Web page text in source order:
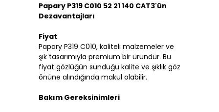
Papary P319 C010 52 21 140 CAT3'ün
Dezavantajları
Fiyat
Papary P319 C010, kaliteli malzemeler ve
şık tasarımıyla premium bir üründür. Bu
fiyat gözlüğün sunduğu kalite ve şıklık göz
önüne alındığında makul olabilir.
Bakım Gereksinimleri